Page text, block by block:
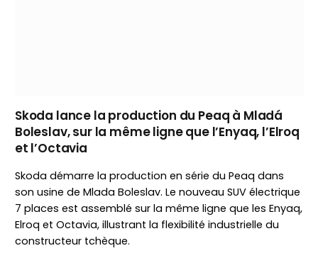
Skoda lance la production du Peaq à Mladá
Boleslav, sur la même ligne que l’Enyaq, l’Elroq
et l’Octavia
Skoda démarre la production en série du Peaq dans
son usine de Mlada Boleslav. Le nouveau SUV électrique
7 places est assemblé sur la même ligne que les Enyaq,
Elroq et Octavia, illustrant la flexibilité industrielle du
constructeur tchèque.